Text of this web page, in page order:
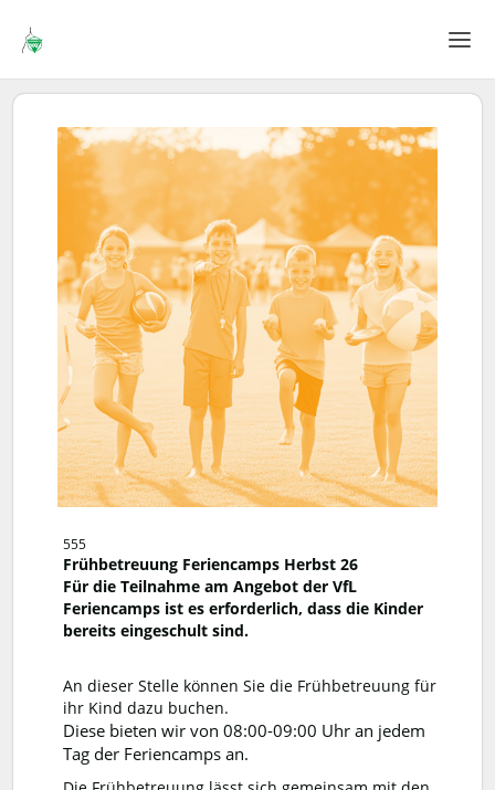
Home
Login
Language
Help & Info
555
Frühbetreuung Feriencamps Herbst 26
Für die Teilnahme am Angebot der VfL
Feriencamps ist es erforderlich, dass die Kinder
bereits eingeschult sind.
An dieser Stelle können Sie die Frühbetreuung für
ihr Kind dazu buchen.
Diese bieten wir von 08:00-09:00 Uhr an jedem
Tag der Feriencamps an.